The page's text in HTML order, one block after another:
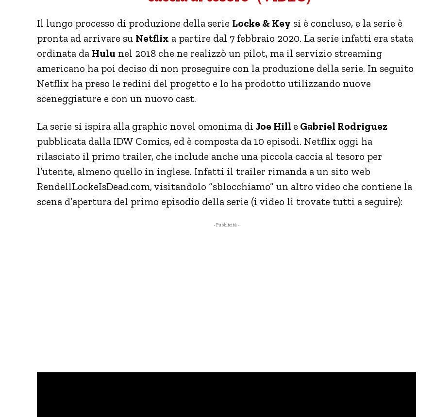
Il lungo processo di produzione della serie Locke & Key si è concluso, e la serie è
pronta ad arrivare su Netflix a partire dal 7 febbraio 2020. La serie infatti era stata
ordinata da Hulu nel 2018 che ne realizzò un pilot, ma il servizio streaming
americano ha poi deciso di non proseguire con la produzione della serie. In seguito
Netflix ha preso le redini del progetto e lo ha prodotto utilizzando nuove
sceneggiature e con un nuovo cast.
La serie si ispira alla graphic novel omonima di Joe Hill e Gabriel Rodriguez
pubblicata dalla IDW Comics, ed è composta da 10 episodi. Netflix oggi ha
rilasciato il primo trailer, che include anche una piccola caccia al tesoro per
l’utente, almeno quello in inglese. Infatti il trailer rimanda a un sito web
RendellLockeIsDead.com, visitandolo “sblocchiamo” un altro video che contiene la
scena d’apertura del primo episodio della serie (i video li trovate tutti a seguire):
- Pubblicità -